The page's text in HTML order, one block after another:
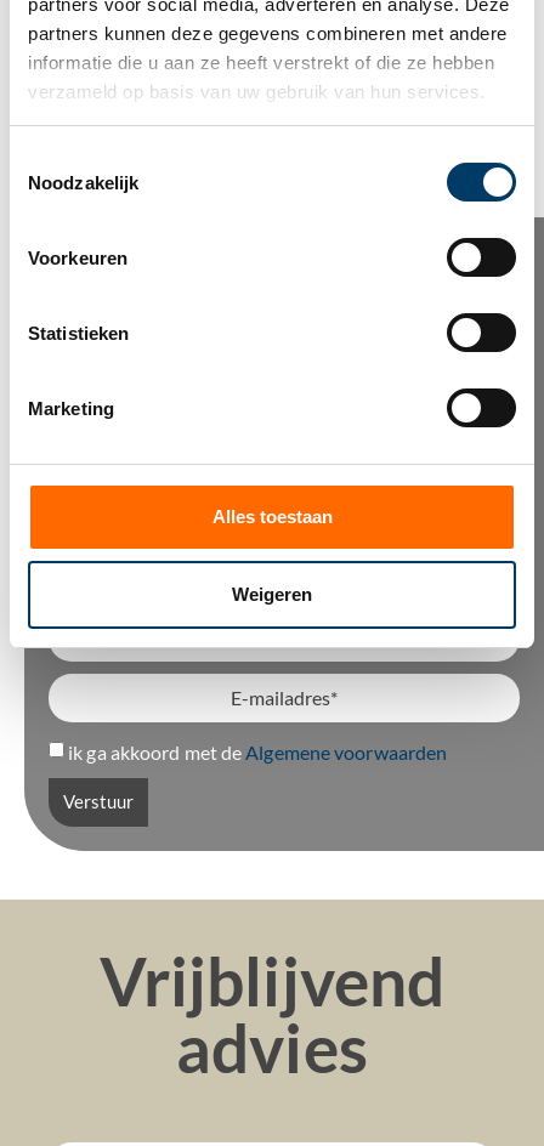
partners kunnen deze gegevens combineren met andere
informatie die u aan ze heeft verstrekt of die ze hebben
verzameld op basis van uw gebruik van hun services.
Noodzakelijk
Voorkeuren
Statistieken
Marketing
Alles toestaan
Weigeren
Vorige Volgende
Deel dit bericht
Tips, advies en
nieuws van de
beste uit het vak
ik ga akkoord met de Algemene voorwaarden
Verstuur
Vrijblijvend
advies